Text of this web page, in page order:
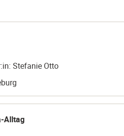
Stefanie Otto
Alltag